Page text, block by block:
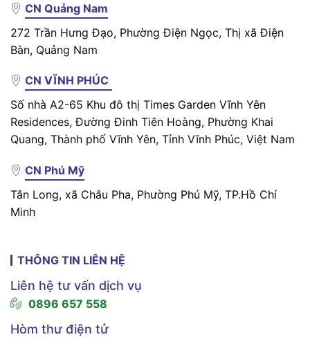
CN Quảng Nam
272 Trần Hưng Đạo, Phường Điện Ngọc, Thị xã Điện
Bàn, Quảng Nam
CN VĨNH PHÚC
Số nhà A2-65 Khu đô thị Times Garden Vĩnh Yên
Residences, Đường Đinh Tiên Hoàng, Phường Khai
Quang, Thành phố Vĩnh Yên, Tỉnh Vĩnh Phúc, Việt Nam
CN Phú Mỹ
Tân Long, xã Châu Pha, Phường Phú Mỹ, TP.Hồ Chí
Minh
THÔNG TIN LIÊN HỆ
Liên hệ tư vấn dịch vụ
0896 657 558
Hòm thư điện tử